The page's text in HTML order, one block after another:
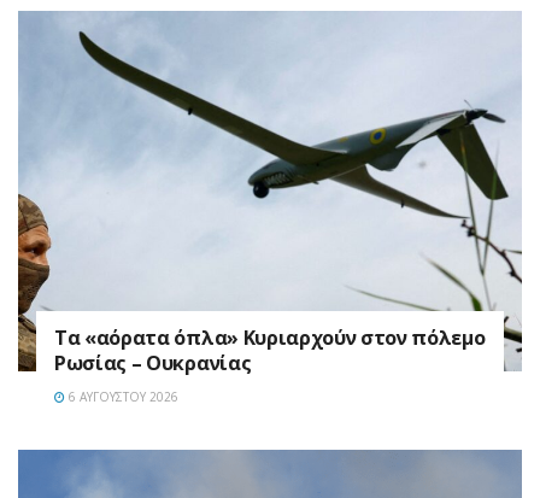
Τα «αόρατα όπλα» Κυριαρχούν στον πόλεμο
Ρωσίας – Ουκρανίας
6 ΑΥΓΟΎΣΤΟΥ 2026